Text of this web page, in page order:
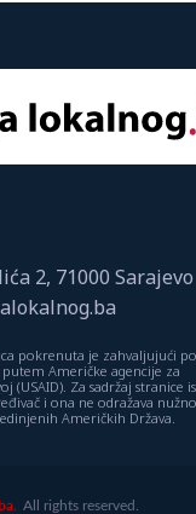
2, 71000 Sarajevo
pokrenuta je zahvaljujući
Američke agencije za
(USAID). Za sadržaj stranice
i ona ne odražava
Američkih Država.
All rights reserved.